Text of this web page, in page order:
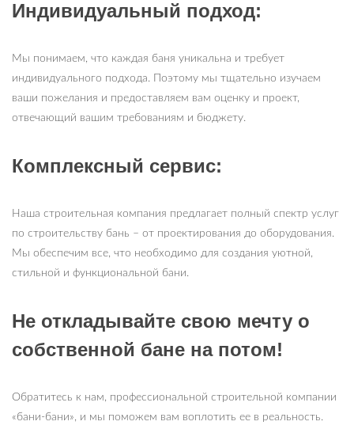
Индивидуальный подход:
Мы понимаем, что каждая баня уникальна и требует
индивидуального подхода. Поэтому мы тщательно изучаем
ваши пожелания и предоставляем вам оценку и проект,
отвечающий вашим требованиям и бюджету.
Комплексный сервис:
Наша строительная компания предлагает полный спектр услуг
по строительству бань – от проектирования до оборудования.
Мы обеспечим все, что необходимо для создания уютной,
стильной и функциональной бани.
Не откладывайте свою мечту о
собственной бане на потом!
Обратитесь к нам, профессиональной строительной компании
«бани-бани», и мы поможем вам воплотить ее в реальность.